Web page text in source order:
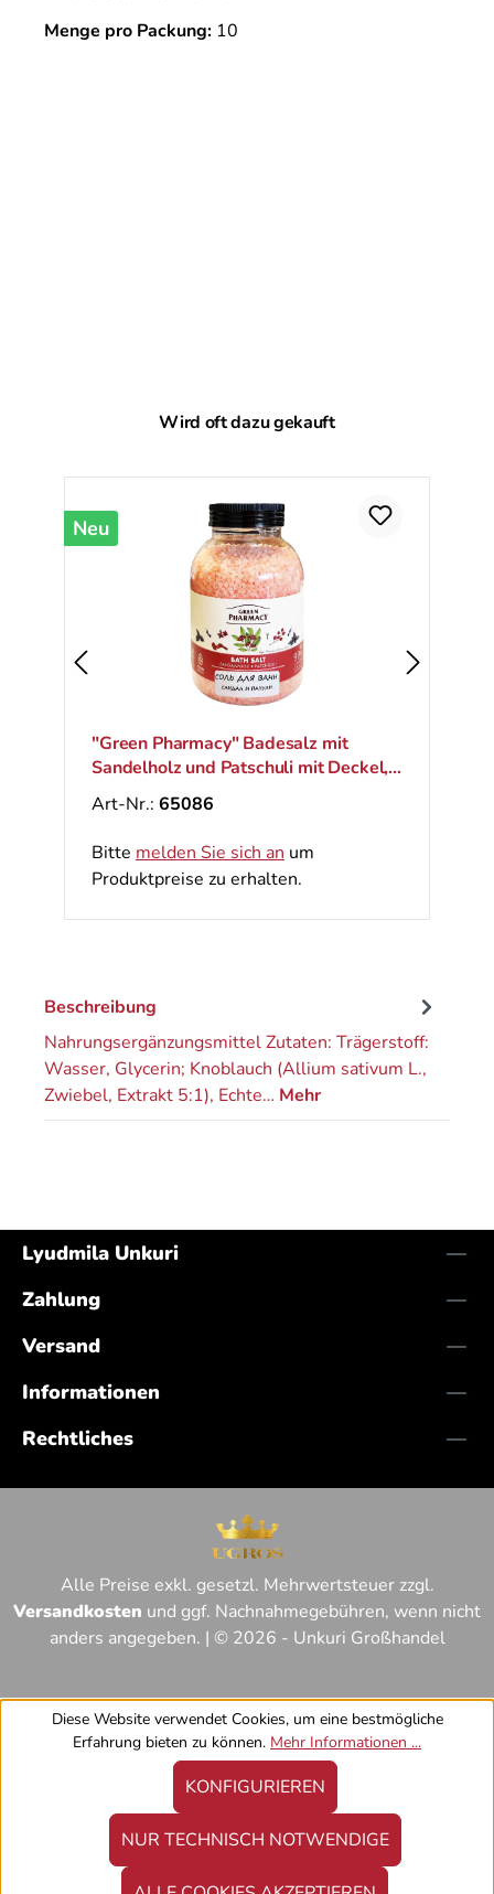
Menge pro Packung: 10
Produktgalerie überspringen
Wird oft dazu gekauft
Neu
"Green Pharmacy" Badesalz mit
Sandelholz und Patschuli mit Deckel,
1000 g
Art-Nr.: 65086
Bitte melden Sie sich an um
Produktpreise zu erhalten.
Beschreibung
Nahrungsergänzungsmittel Zutaten: Trägerstoff:
Wasser, Glycerin; Knoblauch (Allium sativum L.,
Zwiebel, Extrakt 5:1), Echte… Mehr
Lyudmila Unkuri
Zahlung
Versand
Informationen
Rechtliches
Alle Preise exkl. gesetzl. Mehrwertsteuer zzgl.
Versandkosten und ggf. Nachnahmegebühren, wenn nicht
anders angegeben. | © 2026 - Unkuri Großhandel
Diese Website verwendet Cookies, um eine bestmögliche
Erfahrung bieten zu können. Mehr Informationen ...
NUR TECHNISCH NOTWENDIGE
KONFIGURIEREN